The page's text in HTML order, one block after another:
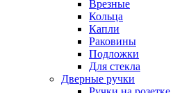
Врезные
Кольца
Капли
Раковины
Подложки
Для стекла
Дверные ручки